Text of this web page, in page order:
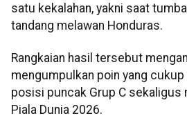
satu kekalahan, yakni saat
tandang melawan Honduras.
Rangkaian hasil tersebut
mengumpulkan poin yang
posisi puncak Grup C sekaligus
Piala Dunia 2026.